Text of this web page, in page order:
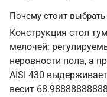
Почему стоит
Конструкция стол
мелочей:
неровности пола, а
AISI 430
весит